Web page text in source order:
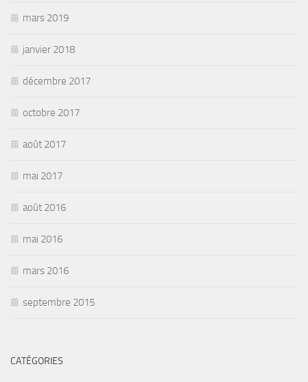
mars 2019
janvier 2018
décembre 2017
octobre 2017
août 2017
mai 2017
août 2016
mai 2016
mars 2016
septembre 2015
CATÉGORIES